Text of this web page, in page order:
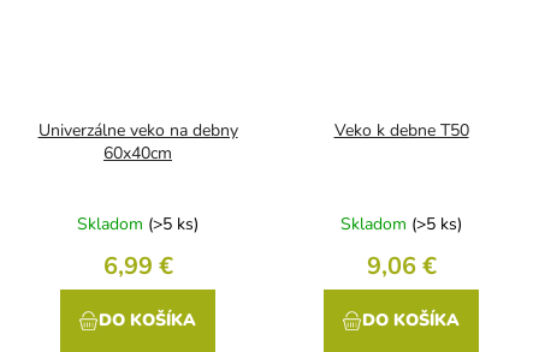
Univerzálne veko na debny
60x40cm
Skladom (>5 ks)
6,99 €
DO KOŠÍKA
Veko k debne T50
Skladom (>5 ks)
9,06 €
DO KOŠÍKA